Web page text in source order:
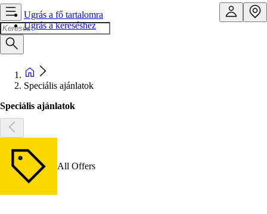
Ugrás a fő tartalomra
Ugrás a kereséshez
Speciális ajánlatok
Speciális ajánlatok
All Offers